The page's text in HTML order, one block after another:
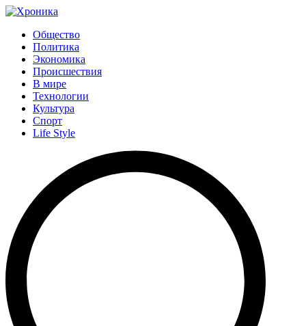
Общество
Политика
Экономика
Происшествия
В мире
Технологии
Культура
Спорт
Life Style